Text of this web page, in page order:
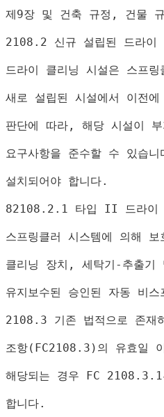
제9장 및 건축 규정 , 건물
2108.2 신규 설립된 드라이
드라이 클리닝 시설은 스프
새로 설립된 시설에서 이전
판단에 따라 , 해당 시설이
요구사항을 준수할 수 있습니
설치되어야 합니다.
82108.2.1 타입 II 드라이
스프링클러 시스템에 의해 보
클리닝 장치 , 세탁기 - 추출기
유지보수된 승인된 자동 비
2108.3 기존 법적으로 존재
조항(FC2108.3) 의 유효일
해당되는 경우 FC 2108.3.1
합니다.